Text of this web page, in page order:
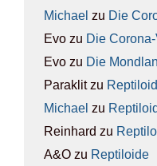
Michael zu Die
Evo zu Die
Evo zu Die
Paraklitzu
Michael zu
Reinhard zu
A&O zu Rep­ti­lo­ide